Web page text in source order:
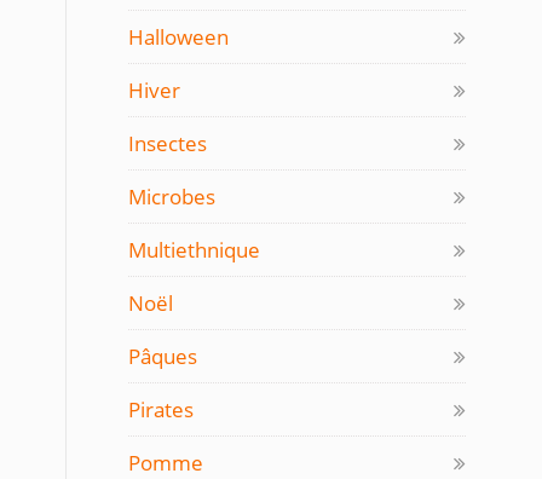
Halloween
Hiver
Insectes
Microbes
Multiethnique
Noël
Pâques
Pirates
Pomme